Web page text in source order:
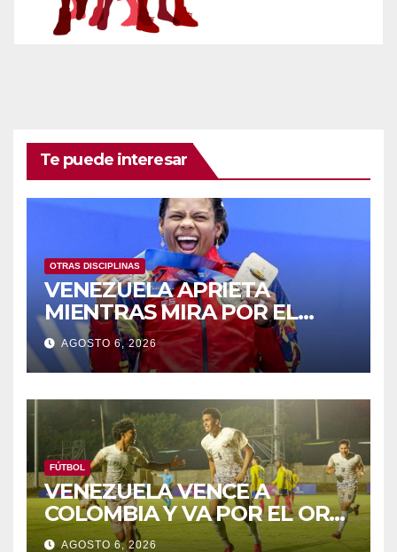
Te puede interesar
OTRAS DISCIPLINAS
VENEZUELA APRIETA
MIENTRAS MIRA POR EL
RETROVISOR
AGOSTO 6, 2026
FÚTBOL
VENEZUELA VENCE A
COLOMBIA Y VA POR EL ORO
DE LOS JCAC
AGOSTO 6, 2026